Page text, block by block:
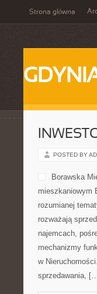
Strona główna
POSTED BY
Borawska
mieszkaniowym
rozumianej
rozważają
najemcach,
mechanizmy
w
sprzedawania,